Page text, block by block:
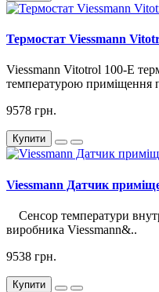
Термостат Viessmann
Viessmann Vitotrol 100-E
температурою приміщення
9578 грн.
Купити
Viessmann Датчик
Сенсор температури
виробника Viessmann&..
9538 грн.
Купити